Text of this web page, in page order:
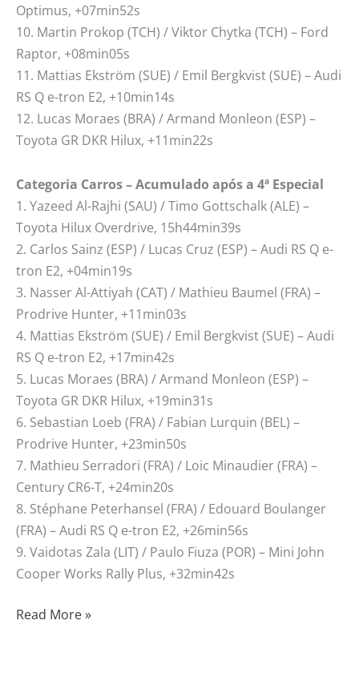
Optimus, +07min52s
10. Martin Prokop (TCH) / Viktor Chytka (TCH) – Ford
Raptor, +08min05s
11. Mattias Ekström (SUE) / Emil Bergkvist (SUE) – Audi
RS Q e-tron E2, +10min14s
12. Lucas Moraes (BRA) / Armand Monleon (ESP) –
Toyota GR DKR Hilux, +11min22s
Categoria Carros – Acumulado após a 4ª Especial
1. Yazeed Al-Rajhi (SAU) / Timo Gottschalk (ALE) –
Toyota Hilux Overdrive, 15h44min39s
2. Carlos Sainz (ESP) / Lucas Cruz (ESP) – Audi RS Q e-
tron E2, +04min19s
3. Nasser Al-Attiyah (CAT) / Mathieu Baumel (FRA) –
Prodrive Hunter, +11min03s
4. Mattias Ekström (SUE) / Emil Bergkvist (SUE) – Audi
RS Q e-tron E2, +17min42s
5. Lucas Moraes (BRA) / Armand Monleon (ESP) –
Toyota GR DKR Hilux, +19min31s
6. Sebastian Loeb (FRA) / Fabian Lurquin (BEL) –
Prodrive Hunter, +23min50s
7. Mathieu Serradori (FRA) / Loic Minaudier (FRA) –
Century CR6-T, +24min20s
8. Stéphane Peterhansel (FRA) / Edouard Boulanger
(FRA) – Audi RS Q e-tron E2, +26min56s
9. Vaidotas Zala (LIT) / Paulo Fiuza (POR) – Mini John
Cooper Works Rally Plus, +32min42s
Read More »